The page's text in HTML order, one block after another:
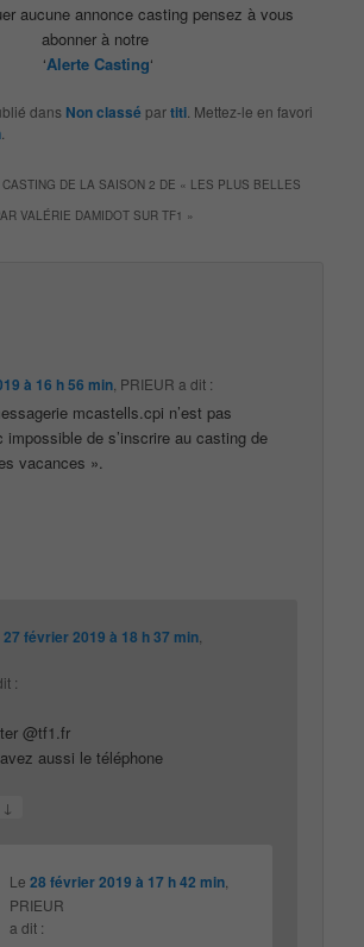
aucune annonce casting pensez à vous
abonner à notre
‘Alerte Casting‘
dans Non classé partiti . Mettez-le en favori
CASTING DE LA SAISON 2 DE « LES PLUS BELLES
VALÉRIE DAMIDOT SUR TF1 »
à 16 h 56 min PRIEUR a dit :
mcastells.cpi n’est pas
impossible de s’inscrire au casting de
vacances ».
27 février 2019 à 18 h 37 min
:
@tf1.fr
aussi le téléphone
↓
Le28 février 2019 à 17 h 42 min
PRIEUR
a dit :